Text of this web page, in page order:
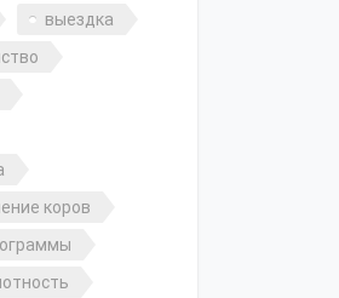
выездка
коров